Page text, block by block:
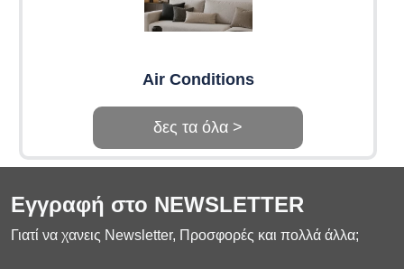
Αir Conditions
δες τα όλα >
Εγγραφή στο NEWSLETTER
Γιατί να χανεις Newsletter, Προσφορές και πολλά άλλα;